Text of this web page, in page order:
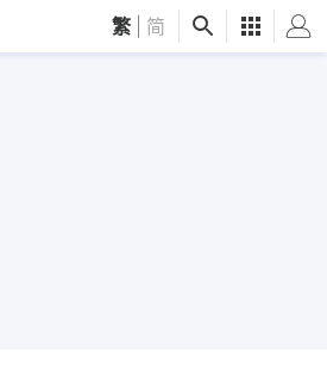
繁 简